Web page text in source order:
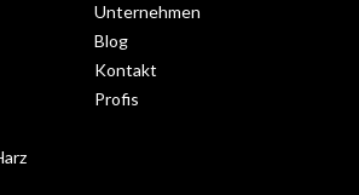
Unternehmen
Blog
Kontakt
Profis